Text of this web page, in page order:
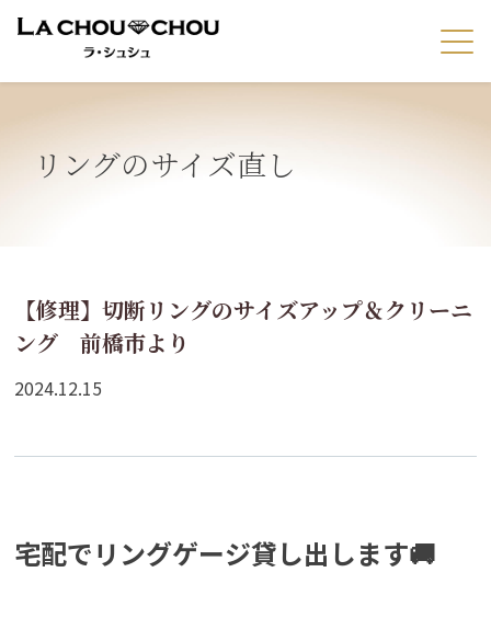
リングのサイズ直し
【修理】切断リングのサイズアップ＆クリーニ
ング 前橋市より
2024.12.15
宅配でリングゲージ貸し出します🚚